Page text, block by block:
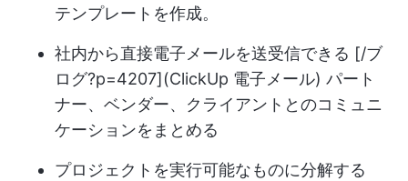
テンプレートを作成。
社内から直接電子メールを送受信できる [/ブ
ログ?p=4207](ClickUp 電子メール) パート
ナー、ベンダー、クライアントとのコミュニ
ケーションをまとめる
プロジェクトを実行可能なものに分解する